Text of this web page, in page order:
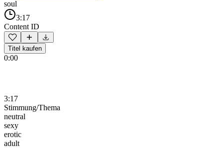
soul
3:17
Content ID
Titel kaufen
0:00
3:17
Stimmung/Thema
neutral
sexy
erotic
adult